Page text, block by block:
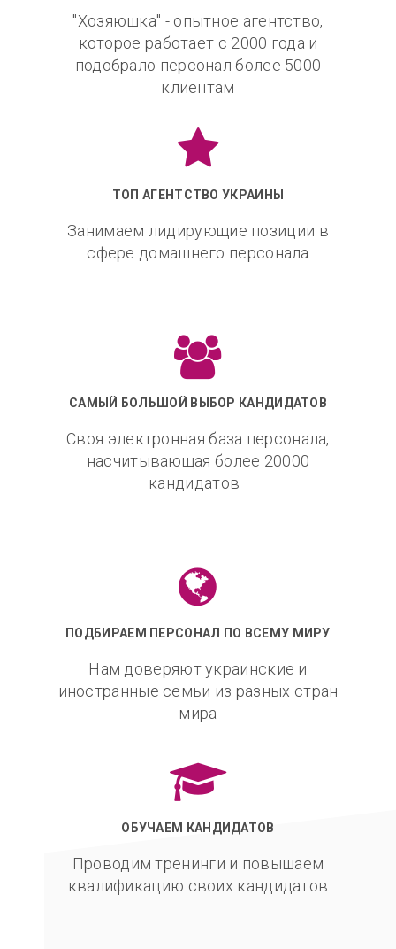
"Хозяюшка" - опытное агентство,
которое работает с 2000 года и
подобрало персонал более 5000
клиентам
ТОП АГЕНТСТВО УКРАИНЫ
Занимаем лидирующие позиции в
сфере домашнего персонала
САМЫЙ БОЛЬШОЙ ВЫБОР КАНДИДАТОВ
Своя электронная база персонала,
насчитывающая более 20000
кандидатов
ПОДБИРАЕМ ПЕРСОНАЛ ПО ВСЕМУ МИРУ
Нам доверяют украинские и
иностранные семьи из разных стран
мира
ОБУЧАЕМ КАНДИДАТОВ
Проводим тренинги и повышаем
квалификацию своих кандидатов